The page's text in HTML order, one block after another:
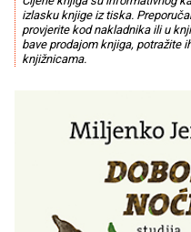
izlasku knjige iz tiska.
provjerite kod nakladnika ili u
bave prodajom knjiga, potražite
knjižnicama.